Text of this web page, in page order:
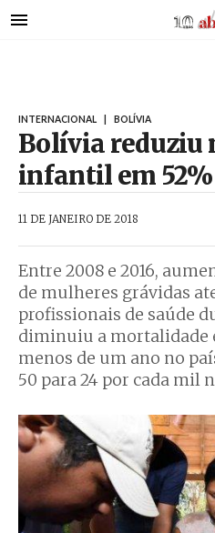
para
INTERNACIONAL BOLÍVIA
Bolívia reduziu
infantil em 52%
11 DE JANEIRO DE 2018
Entre 2008 e 2016,
de mulheres grávidas
profissionais de saúde
diminuiu a mortalidade
menos de um ano no
50 para 24 por cada mil